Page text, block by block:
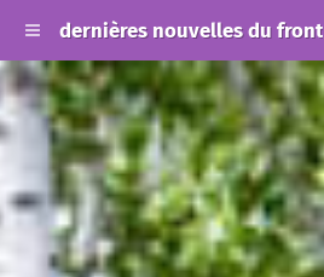
dernières nouvelles du front